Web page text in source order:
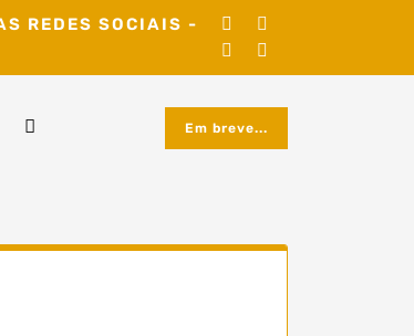
REDES SOCIAIS -
Em breve...